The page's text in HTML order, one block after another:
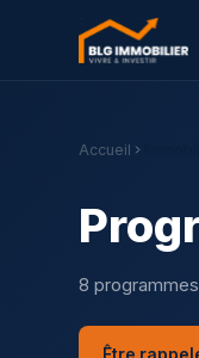
Accueil
8
Être